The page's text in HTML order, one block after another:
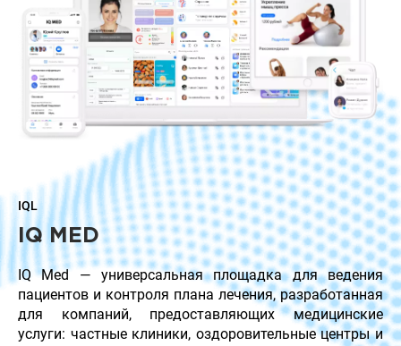
IQL
IQ MED
IQ Med — универсальная площадка для ведения
пациентов и контроля плана лечения, разработанная
для компаний, предоставляющих медицинские
услуги: частные клиники, оздоровительные центры и